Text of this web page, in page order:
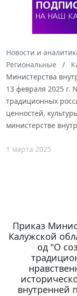
Новости и
Региональные
Министерства
13 февраля 2025 г.
традиционных
ценностей,
министерстве
1 марта 2025
Приказ
Калужской
од "О
внутренней